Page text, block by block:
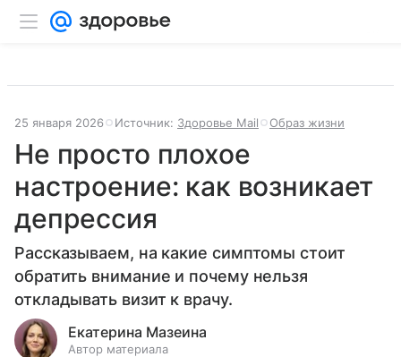
25 января 2026 Источник: Здоровье Mail Образ жизни
Не просто плохое
настроение: как возникает
депрессия
Рассказываем, на какие симптомы стоит
обратить внимание и почему нельзя
откладывать визит к врачу.
Екатерина Мазеина
Автор материала